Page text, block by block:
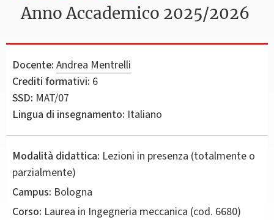
Anno Accademico 2025/2026
Docente: Andrea Mentrelli
Crediti formativi: 6
SSD: MAT/07
Lingua di insegnamento: Italiano
Modalità didattica: Lezioni in presenza (totalmente o
parzialmente)
Campus: Bologna
Corso: Laurea in Ingegneria meccanica (cod. 6680)